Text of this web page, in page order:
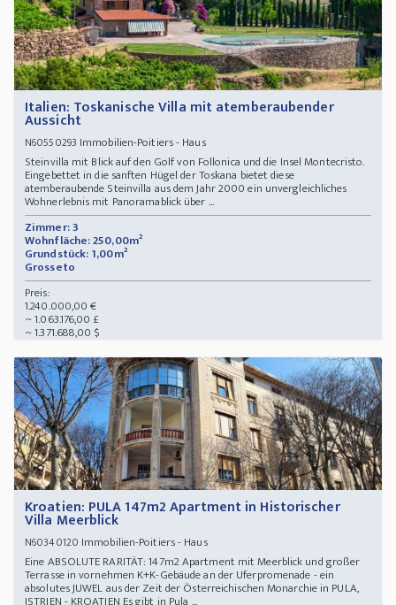
Italien: Toskanische Villa mit atemberaubender
Aussicht
N60550293 Immobilien-Poitiers - Haus
Steinvilla mit Blick auf den Golf von Follonica und die Insel Montecristo.
Eingebettet in die sanften Hügel der Toskana bietet diese
atemberaubende Steinvilla aus dem Jahr 2000 ein unvergleichliches
Wohnerlebnis mit Panoramablick über ...
Zimmer: 3
Wohnfläche: 250,00m²
Grundstück: 1,00m²
Grosseto
Preis:
1.240.000,00 €
~ 1.063.176,00 £
~ 1.371.688,00 $
Kroatien: PULA 147m2 Apartment in Historischer
Villa Meerblick
N60340120 Immobilien-Poitiers - Haus
Eine ABSOLUTE RARITÄT: 147m2 Apartment mit Meerblick und großer
Terrasse in vornehmen K+K-Gebäude an der Uferpromenade - ein
absolutes JUWEL aus der Zeit der Österreichischen Monarchie in PULA,